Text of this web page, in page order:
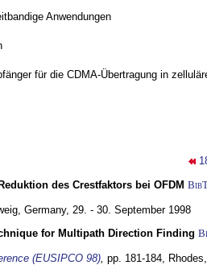
Anwendungen
für die CDMA-Übertragung in
des Crestfaktors bei OFDM
Germany, 29. - 30. September 1998
for Multipath Direction Finding
(EUSIPCO 98), pp. 181-184,